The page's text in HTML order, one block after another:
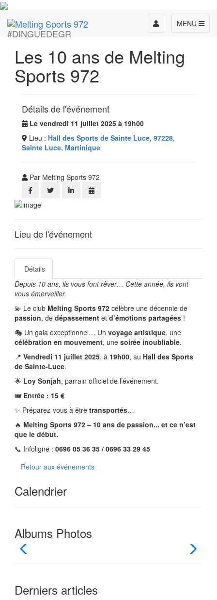
#DINGUEDEGR
MENU
Toggle
navigation
Les 10 ans de Melting
Sports 972
Détails de l'événement
Le vendredi 11 juillet 2025 à 19h00
Lieu : Hall des Sports de Sainte Luce, 97228,
Sainte Luce, Martinique
Par Melting Sports 972
Lieu de l'événement
Détails
Depuis 10 ans, ils vous font rêver… Cette année, ils vont
vous émerveiller.
💫 Le club Melting Sports 972 célèbre une décennie de
passion, de dépassement et d’émotions partagées !
🎭 Un gala exceptionnel… Un voyage artistique, une
célébration en mouvement, une soirée inoubliable.
📍 Vendredi 11 juillet 2025, à 19h00, au Hall des Sports
de Sainte-Luce.
🌟 Loy Sonjah, parrain officiel de l’événement.
🎟️ Entrée : 15 €
✨ Préparez-vous à être transportés…
🔥 Melting Sports 972 – 10 ans de passion... et ce n’est
que le début.
📞 Infoligne : 0696 05 36 35 / 0696 33 29 45
Retour aux événements
Calendrier
Albums Photos
Derniers articles